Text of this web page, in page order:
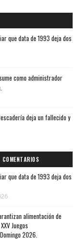
que data de 1993 deja dos
como administrador
deja un fallecido y
COMENTARIOS
que data de 1993 deja dos
alimentación de
Juegos
2026.